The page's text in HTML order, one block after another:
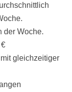
der Woche.
gleichzeitiger